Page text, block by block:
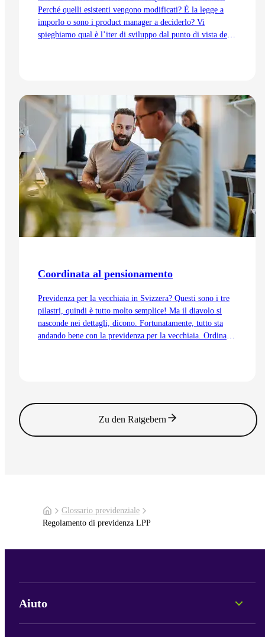
Perché quelli esistenti vengono modificati? È la legge a
imporlo o sono i product manager a deciderlo? Vi
spieghiamo qual è l’iter di sviluppo dal punto di vista del
Vai all'articolo
Coordinata al pensionamento
Previdenza per la vecchiaia in Svizzera? Questi sono i tre
pilastri, quindi è tutto molto semplice! Ma il diavolo si
nasconde nei dettagli, dicono. Fortunatamente, tutto sta
andando bene con la previdenza per la vecchiaia. Ordinata
Zu den Ratgebern
Glossario previdenziale
Regolamento di previdenza LPP
Aiuto